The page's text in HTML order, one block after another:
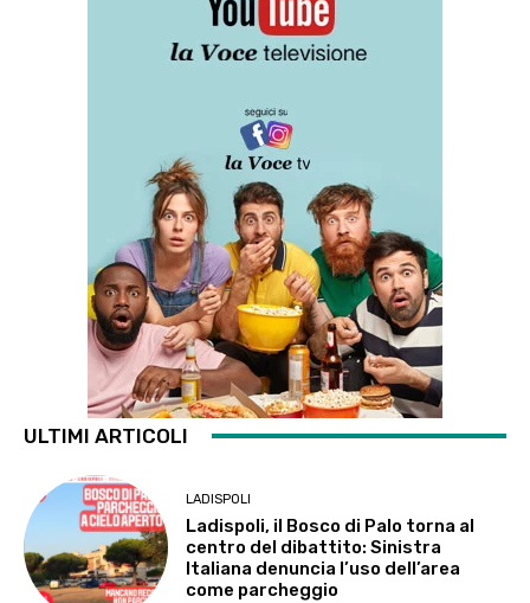
ULTIMI ARTICOLI
LADISPOLI
Ladispoli, il Bosco di Palo torna al
centro del dibattito: Sinistra
Italiana denuncia l’uso dell’area
come parcheggio